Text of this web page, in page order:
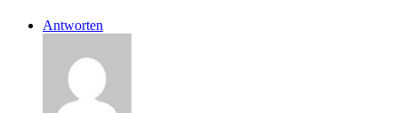
Antworten